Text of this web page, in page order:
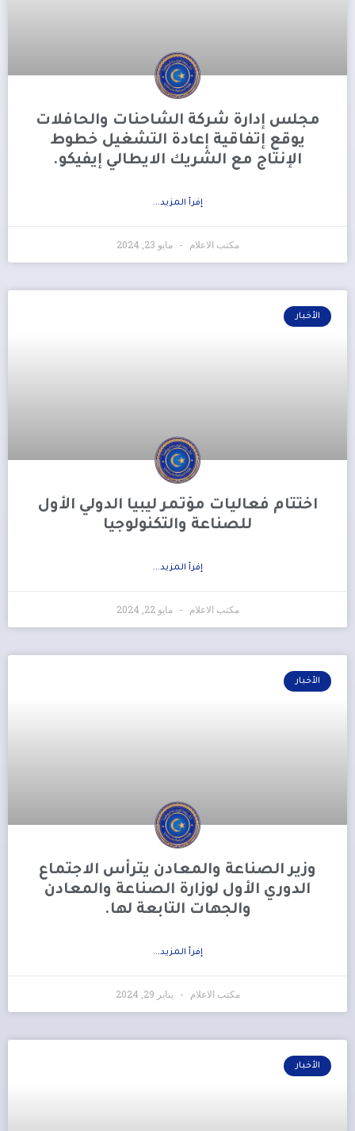
مجلس إدارة شركة الشاحنات والحافلات
يوقع إتفاقية إعادة التشغيل خطوط
الإنتاج مع الشريك الايطالي إيفيكو.
إفرأ المزيد...
مكتب الاعلام مايو 23, 2024
الأخبار
اختتام فعاليات مؤتمر ليبيا الدولي الأول
للصناعة والتكنولوجيا
إفرأ المزيد...
مكتب الاعلام مايو 22, 2024
الأخبار
وزير الصناعة والمعادن يترأس الاجتماع
الدوري الأول لوزارة الصناعة والمعادن
والجهات التابعة لها.
إفرأ المزيد...
مكتب الاعلام يناير 29, 2024
الأخبار